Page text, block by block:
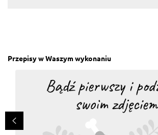
Przepisy w Waszym wykonaniu